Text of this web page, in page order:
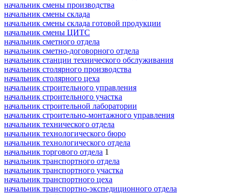
начальник смены производства
начальник смены склада
начальник смены склада готовой продукции
начальник смены ЦИТС
начальник сметного отдела
начальник сметно-договорного отдела
начальник станции технического обслуживания
начальник столярного производства
начальник столярного цеха
начальник строительного управления
начальник строительного участка
начальник строительной лаборатории
начальник строительно-монтажного управления
начальник технического отдела
начальник технологического бюро
начальник технологического отдела
начальник торгового отдела 1
начальник транспортного отдела
начальник транспортного участка
начальник транспортного цеха
начальник транспортно-экспедиционного отдела